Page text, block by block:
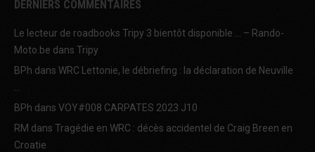
DERNIERS COMMENTAIRES
Le lecteur de roadbooks Tripy 3 bientôt disponible … – Rando-
Moto.be dans Tripy
BPh dans WRC Lettonie, le débriefing : la déclaration de Neuville
BPh dans VOY#008 CARPATES 2023 J10
RM dans Tragédie en WRC : décès accidentel de Craig Breen en
Croatie